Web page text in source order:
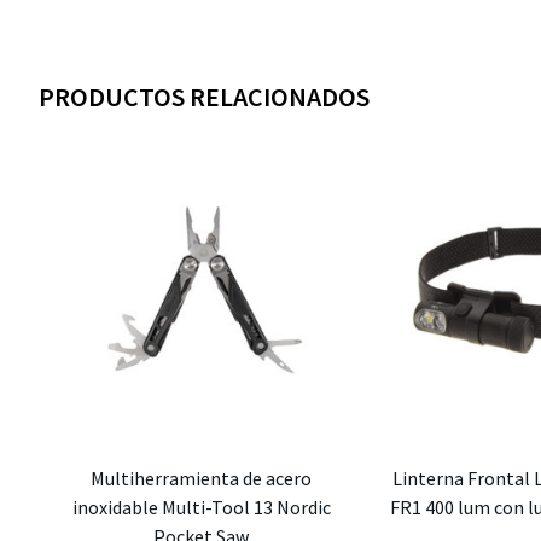
PRODUCTOS RELACIONADOS
Multiherramienta de acero
inoxidable Multi-Tool 13 Nordic
Pocket Saw
Linterna Frontal
FR1 400 lum con